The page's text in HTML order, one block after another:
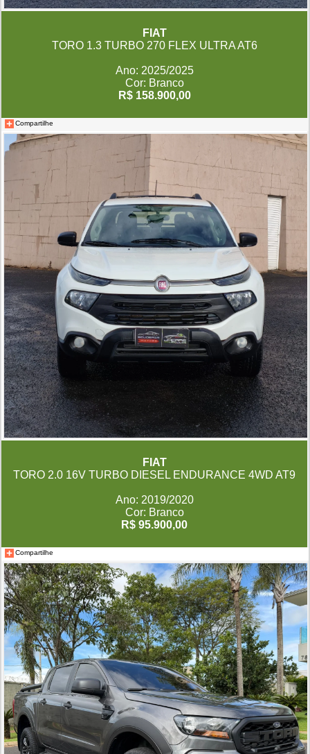
FIAT
TORO 1.3 TURBO 270 FLEX ULTRA AT6
Ano: 2025/2025
Cor: Branco
R$ 158.900,00
Compartilhe
FIAT
TORO 2.0 16V TURBO DIESEL ENDURANCE 4WD AT9
Ano: 2019/2020
Cor: Branco
R$ 95.900,00
Compartilhe